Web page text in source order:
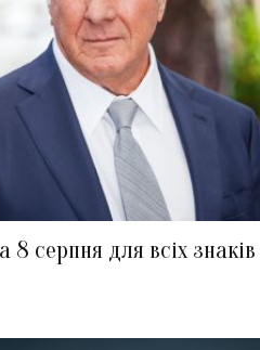
8 серпня для всіх знаків